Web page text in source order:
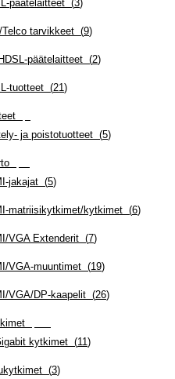
päätelaitteet (3)
Telco tarvikkeet (9)
päätelaitteet (2)
tuotteet (21)
ja poistotuotteet (5)
jakajat (5)
matriisikytkimet/kytkimet (6)
VGA Extenderit (7)
VGA-muuntimet (19)
VGA/DP-kaapelit (26)
kytkimet (11)
(3)